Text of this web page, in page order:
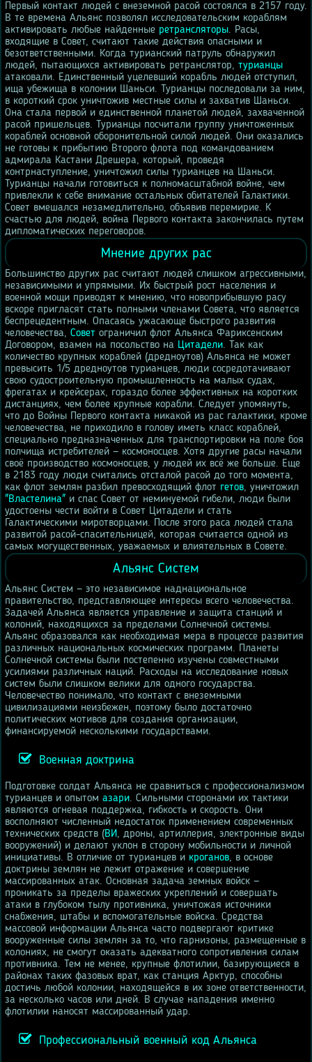
Первый контакт людей с внеземной расой состоялся в 2157 году.
В те времена Альянс позволял исследовательским кораблям
активировать любые найденные ретрансляторы. Расы,
входящие в Совет, считают такие действия опасными и
безответственными. Когда турианский патруль обнаружил
людей, пытающихся активировать ретранслятор, турианцы
атаковали. Единственный уцелевший корабль людей отступил,
ища убежища в колонии Шаньси. Турианцы последовали за ним,
в короткий срок уничтожив местные силы и захватив Шаньси.
Она стала первой и единственной планетой людей, захваченной
расой пришельцев. Турианцы посчитали группу уничтоженных
кораблей основной оборонительной силой людей. Они оказались
не готовы к прибытию Второго флота под командованием
адмирала Кастани Дрешера, который, проведя
контрнаступление, уничтожил силы турианцев на Шаньси.
Турианцы начали готовиться к полномасштабной войне, чем
привлекли к себе внимание остальных обитателей Галактики.
Совет вмешался незамедлительно, объявив перемирие. К
счастью для людей, война Первого контакта закончилась путем
дипломатических переговоров.
Мнение других рас
Большинство других рас считают людей слишком агрессивными,
независимыми и упрямыми. Их быстрый рост населения и
военной мощи приводят к мнению, что новоприбывшую расу
вскоре пригласят стать полными членами Совета, что является
беспрецедентным. Опасаясь ужасающе быстрого развития
человечества, Совет ограничил флот Альянса Фариксенским
Договором, взамен на посольство на Цитадели. Так как
количество крупных кораблей (дредноутов) Альянса не может
превысить 1/5 дредноутов турианцев, люди сосредотачивают
свою судостроительную промышленность на малых судах,
фрегатах и крейсерах, гораздо более эффективных на коротких
дистанциях, чем более крупные корабли. Следует упомянуть,
что до Войны Первого контакта никакой из рас галактики, кроме
человечества, не приходило в голову иметь класс кораблей,
специально предназначенных для транспортировки на поле боя
полчища истребителей — космоносцев. Хотя другие расы начали
своё производство космоносцев, у людей их всё же больше. Еще
в 2183 году люди считались отсталой расой до того момента,
как флот землян разбил превосходящий флот гетов, уничтожил
"Властелина" и спас Совет от неминуемой гибели, люди были
удостоены чести войти в Совет Цитадели и стать
Галактическими миротворцами. После этого раса людей стала
развитой расой-спасительницей, которая считается одной из
самых могущественных, уважаемых и влиятельных в Совете.
Альянс Систем
Альянс Систем — это независимое наднациональное
правительство, представляющее интересы всего человечества.
Задачей Альянса является управление и защита станций и
колоний, находящихся за пределами Солнечной системы.
Альянс образовался как необходимая мера в процессе развития
различных национальных космических программ. Планеты
Солнечной системы были постепенно изучены совместными
усилиями различных наций. Расходы на исследование новых
систем были слишком велики для одного государства.
Человечество понимало, что контакт с внеземными
цивилизациями неизбежен, поэтому было достаточно
политических мотивов для создания организации,
финансируемой несколькими государствами.
Военная доктрина
Подготовке солдат Альянса не сравниться с профессионализмом
турианцев и опытом азари. Сильными сторонами их тактики
являются огневая поддержка, гибкость и скорость. Они
восполняют численный недостаток применением современных
технических средств (ВИ, дроны, артиллерия, электронные виды
вооружений) и делают уклон в сторону мобильности и личной
инициативы. В отличие от турианцев и кроганов, в основе
доктрины землян не лежит отражение и совершение
массированных атак. Основная задача земных войск —
проникать за пределы вражеских укреплений и совершать
атаки в глубоком тылу противника, уничтожая источники
снабжения, штабы и вспомогательные войска. Средства
массовой информации Альянса часто подвергают критике
вооруженные силы землян за то, что гарнизоны, размещенные в
колониях, не смогут оказать адекватного сопротивления силам
противника. Тем не менее, крупные флотилии, базирующиеся в
районах таких фазовых врат, как станция Арктур, способны
достичь любой колонии, находящейся в их зоне ответственности,
за несколько часов или дней. В случае нападения именно
флотилии наносят массированный удар.
Профессиональный военный код Альянса